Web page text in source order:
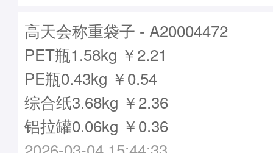
高天会称重袋子 - A20004472
PET瓶1.58kg ￥2.21
PE瓶0.43kg ￥0.54
综合纸3.68kg ￥2.36
铝拉罐0.06kg ￥0.36